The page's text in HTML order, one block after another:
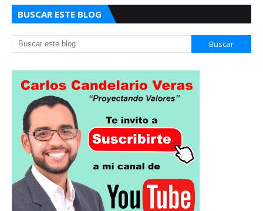
BUSCAR ESTE BLOG